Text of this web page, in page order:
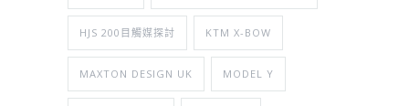
HJS 200目觸媒探討 KTM X-BOW
MAXTON DESIGN UK MODEL Y